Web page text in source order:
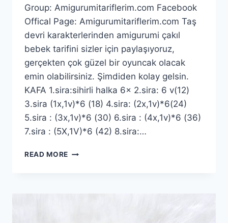
Group: Amigurumitariflerim.com Facebook
Offical Page: Amigurumitariflerim.com Taş
devri karakterlerinden amigurumi çakıl
bebek tarifini sizler için paylaşıyoruz,
gerçekten çok güzel bir oyuncak olacak
emin olabilirsiniz. Şimdiden kolay gelsin.
KAFA 1.sira:sihirli halka 6x 2.sira: 6 v(12)
3.sira (1x,1v)*6 (18) 4.sira: (2x,1v)*6(24)
5.sira : (3x,1v)*6 (30) 6.sira : (4x,1v)*6 (36)
7.sira : (5X,1V)*6 (42) 8.sira:…
READ MORE AMIGURUMI